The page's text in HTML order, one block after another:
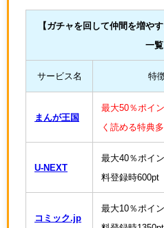
【 ガチャを回して仲間を増やす
一覧
サービス名 特
まんが王国
最大50％ポイ
く読める特典
U-NEXT
最大40％ポイ
料登録時600pt
コミック.jp
最大10％ポイ